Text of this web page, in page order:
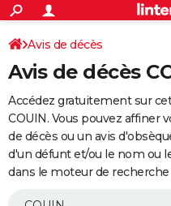
ACTUALITÉS
Politique
Société
Faits Divers
Education
Monde
Villes
+
SPORT
Coupe du monde 2026
Football
Tennis
Cyclisme
Rugby
Forum
Programme TV
TNT
Streaming
Cinéma
Sorties cinéma
Musique
+
FINANCE
Retraite
Impôts
Epargne
Immobilier
Risques naturels par ville
Banque
Assurance
Crédit
AUTO
Essais
Réserver un essai
Citadines
Berlines
SUV
Forum auto
+
Avis de décès
Avis de décès
Accédez gratuitement sur
COUIN. Vous pouvez affiner
de décès ou un avis
d'un défunt et/ou le nom ou
dans le moteur de recherche